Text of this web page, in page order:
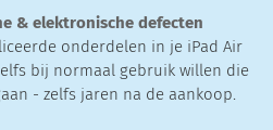
& elektronische defecten
onderdelen in je iPad Air
bij normaal gebruik willen die
- zelfs jaren na de aankoop.